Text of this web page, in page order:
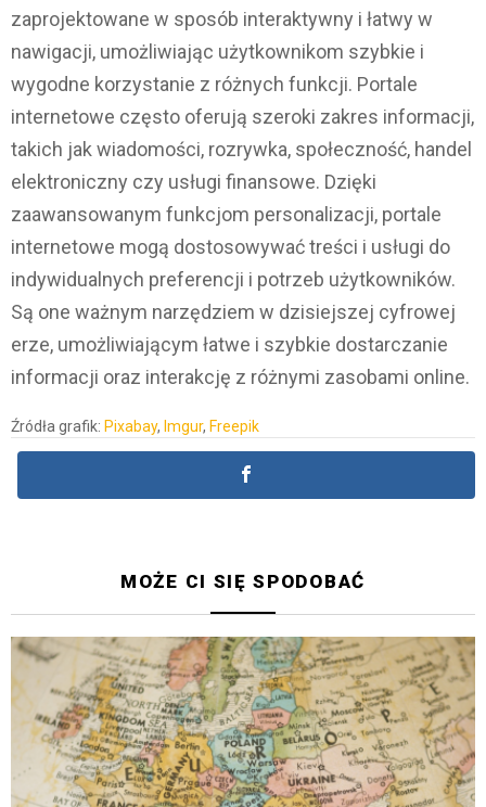
zaprojektowane w sposób interaktywny i łatwy w
nawigacji, umożliwiając użytkownikom szybkie i
wygodne korzystanie z różnych funkcji. Portale
internetowe często oferują szeroki zakres informacji,
takich jak wiadomości, rozrywka, społeczność, handel
elektroniczny czy usługi finansowe. Dzięki
zaawansowanym funkcjom personalizacji, portale
internetowe mogą dostosowywać treści i usługi do
indywidualnych preferencji i potrzeb użytkowników.
Są one ważnym narzędziem w dzisiejszej cyfrowej
erze, umożliwiającym łatwe i szybkie dostarczanie
informacji oraz interakcję z różnymi zasobami online.
Źródła grafik: Pixabay, Imgur, Freepik
MOŻE CI SIĘ SPODOBAĆ